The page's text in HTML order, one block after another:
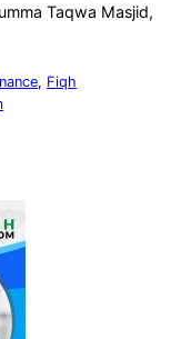
Taqwa Masjid,
, Fiqh